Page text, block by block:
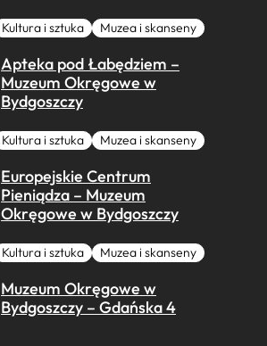
Kultura i sztuka Muzea i skanseny
Apteka pod Łabędziem –
Muzeum Okręgowe w
Bydgoszczy
Kultura i sztuka Muzea i skanseny
Europejskie Centrum
Pieniądza – Muzeum
Okręgowe w Bydgoszczy
Kultura i sztuka Muzea i skanseny
Muzeum Okręgowe w
Bydgoszczy – Gdańska 4